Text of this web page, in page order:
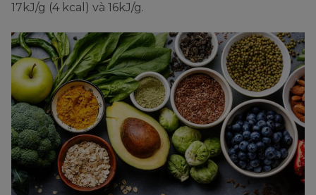
17kJ/g (4 kcal) và 16kJ/g.